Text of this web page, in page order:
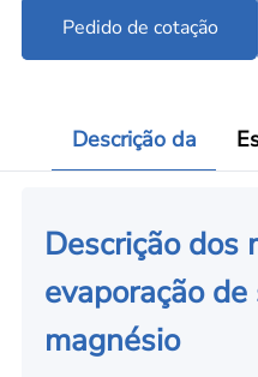
Pedido de cotação
Descrição da
Descrição dos
evaporação
magnésio